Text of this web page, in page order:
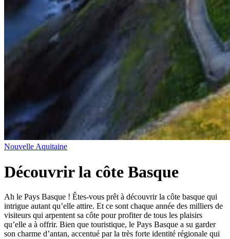
Nouvelle Aquitaine
Découvrir la côte Basque
Ah le Pays Basque ! Êtes-vous prêt à découvrir la côte basque qui
intrigue autant qu’elle attire. Et ce sont chaque année des milliers de
visiteurs qui arpentent sa côte pour profiter de tous les plaisirs
qu’elle a à offrir. Bien que touristique, le Pays Basque a su garder
son charme d’antan, accentué par la très forte identité régionale qui